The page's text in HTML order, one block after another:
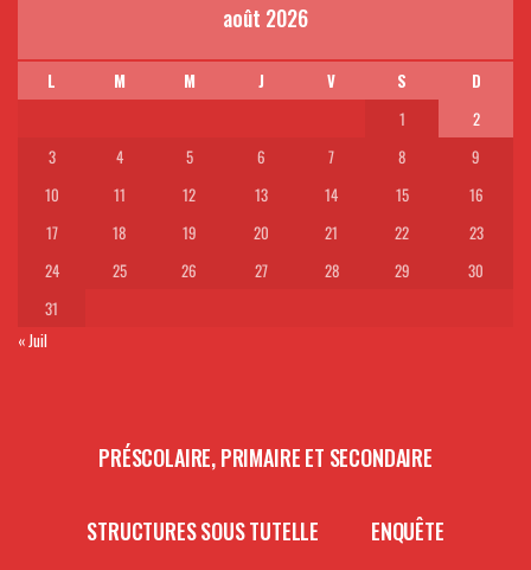
août 2026
L M M J V S
D
1
2
3
4 5 6 7 8
9
10
11 12 13 14 15
16
17
18 19 20 21 22
23
24
25 26 27 28 29
30
31
« Juil
PRÉSCOLAIRE, PRIMAIRE ET SECONDAIRE
STRUCTURES SOUS TUTELLE ENQUÊTE